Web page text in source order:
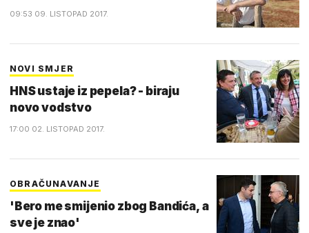
09:53 09. LISTOPAD 2017.
NOVI SMJER
HNS ustaje iz pepela? - biraju
novo vodstvo
17:00 02. LISTOPAD 2017.
OBRAČUNAVANJE
'Bero me smijenio zbog Bandića, a
sve je znao'